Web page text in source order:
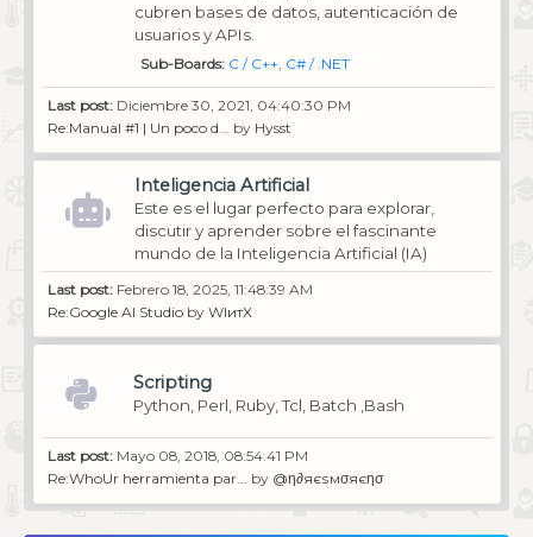
cubren bases de datos, autenticación de
usuarios y APIs.
Sub-Boards C / C++ C# / .NET
Last post: Diciembre 30, 2021, 04:40:30 PM
Re:Manual #1 | Un poco d...
by Hysst
Inteligencia Artificial
Este es el lugar perfecto para explorar,
discutir y aprender sobre el fascinante
mundo de la Inteligencia Artificial (IA)
Last post: Febrero 18, 2025, 11:48:39 AM
Re:Google AI Studioby WIитX
Scripting
Python, Perl, Ruby, Tcl, Batch ,Bash
Last post: Mayo 08, 2018, 08:54:41 PM
Re:WhoUr herramienta par...
by @η∂яєѕмσяєησ